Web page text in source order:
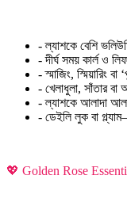
- ল্যাশকে বেশি
- দীর্ঘ সময় কার্ল ও
- স্মাজিং, স্মিয়ারিং
- খেলাধুলা, সাঁতার বা
- ল্যাশকে আলাদা
- ডেইলি লুক বা
💖 Golden Rose